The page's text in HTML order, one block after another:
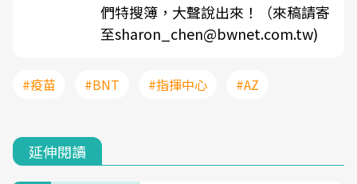
們特搜簿，大聲說出來！（來稿請寄
至sharon_chen@bwnet.com.tw)
#疫苗 #BNT #指揮中心 #AZ
延伸閱讀